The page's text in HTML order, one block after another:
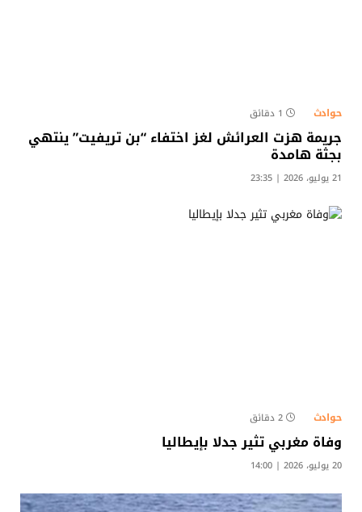
حوادث 1 دقائق
جريمة هزت العرائش لغز اختفاء “بن تريفيت” ينتهي
بجثة هامدة
21 يوليو، 2026 | 23:35
حوادث 2 دقائق
وفاة مغربي تثير جدلا بإيطاليا
20 يوليو، 2026 | 14:00